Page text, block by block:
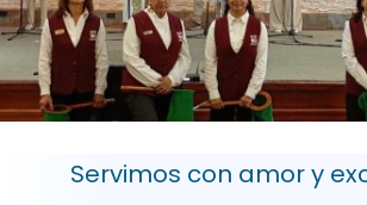
Servimos con amor y